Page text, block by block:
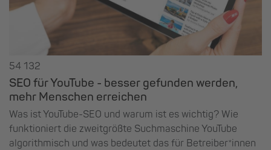
54 132
SEO für YouTube - besser gefunden werden,
mehr Menschen erreichen
Was ist YouTube-SEO und warum ist es wichtig? Wie
funktioniert die zweitgrößte Suchmaschine YouTube
algorithmisch und was bedeutet das für Betreiber*innen